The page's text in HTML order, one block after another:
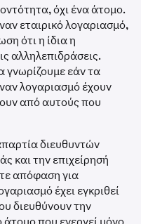
όχι ένα άτομο.
εταιρικό λογαριασμό,
ότι η ίδια η
αλληλεπιδράσεις.
γνωρίζουμε εάν τα
λογαριασμό έχουν
από αυτούς που
διευθυντών
και την επιχείρησή
απόφαση για
έχει εγκριθεί
διευθύνουν την